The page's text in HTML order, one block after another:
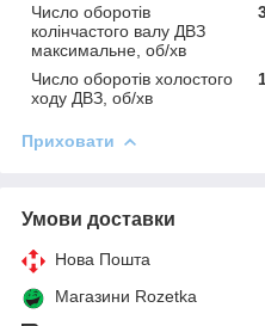
Число оборотів
колінчастого валу ДВЗ
максимальне, об/хв
Число оборотів холостого
ходу ДВЗ, об/хв
Приховати
Умови доставки
Нова Пошта
Магазини Rozetka